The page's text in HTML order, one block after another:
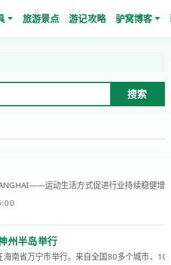
旅游景点 游记攻略 驴窝博客
搜索
运动生活方式促进行业持续稳健增
州半岛举行
南省万宁市举行。来自全国80多个城市、